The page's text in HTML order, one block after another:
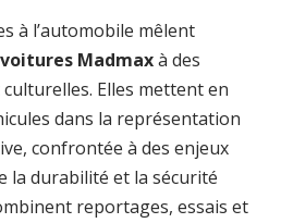
à l’automobile mêlent
voitures Madmaxà des
Elles mettent en
dans la représentation
confrontée à des enjeux
la durabilité et la sécurité
reportages, essais et